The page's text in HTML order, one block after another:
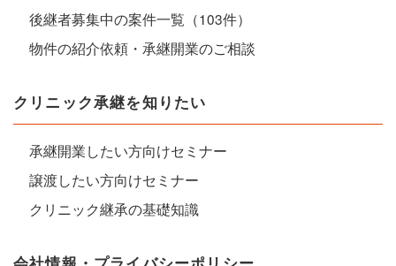
後継者募集中の案件一覧（103件）
物件の紹介依頼・承継開業のご相談
クリニック承継を知りたい
承継開業したい方向けセミナー
譲渡したい方向けセミナー
クリニック継承の基礎知識